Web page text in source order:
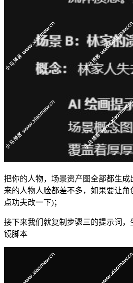
把你的人物，场景资产图全部都生
来的人物人脸都差不多，如果要让
点功夫改一下)；
接下来我们就复制步骤三的提示词
镜脚本